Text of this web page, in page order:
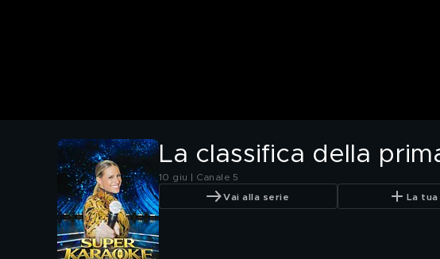
La classifica della
10 giu | Canale 5
Vai alla serie La